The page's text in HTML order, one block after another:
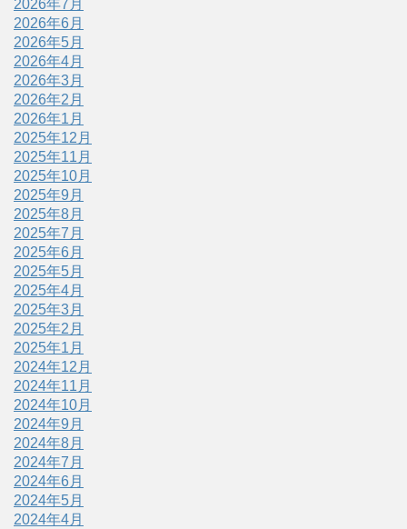
2026年7月
2026年6月
2026年5月
2026年4月
2026年3月
2026年2月
2026年1月
2025年12月
2025年11月
2025年10月
2025年9月
2025年8月
2025年7月
2025年6月
2025年5月
2025年4月
2025年3月
2025年2月
2025年1月
2024年12月
2024年11月
2024年10月
2024年9月
2024年8月
2024年7月
2024年6月
2024年5月
2024年4月